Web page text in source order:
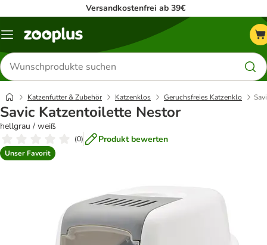
Versandkostenfrei ab 39€
Menü
Produkte
suchen
Katzenfutter & Zubehör Katzenklos Geruchsfreies Katzenklo
Savic Katzentoilette Nestor
hellgrau / weiß
(0) Produkt bewerten
Unser Favorit